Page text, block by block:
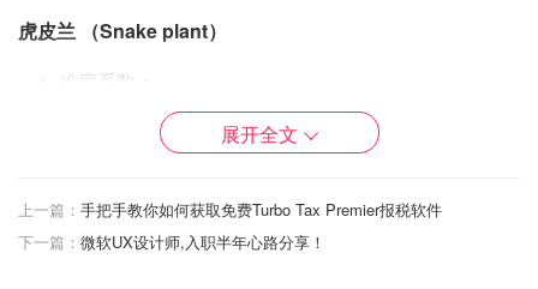
虎皮兰 （Snake plant）
难度系数 ♠️
耐干旱，喜欢沙土，排水好，一般的home depot 的土就
越来越少我就往里面添过土。经常用湿毛巾擦拭叶子保持洁
净也增加水分，无需很多照料基本不会死。快死掉的叶子我
展开全文
上一篇： 手把手教你如何获取免费Turbo Tax Premier报税软件
下一篇： 微软UX设计师,入职半年心路分享！